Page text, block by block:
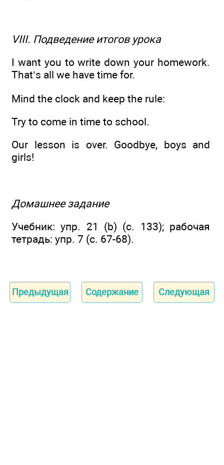
VIII. Подведение итогов урока
I want you to write down your homework.
That’s all we have time for.
Mind the clock and keep the rule:
Try to come in time to school.
Our lesson is over. Goodbye, boys and
girls!
Домашнее задание
Учебник: упр. 21 (b) (с. 133); рабочая
тетрадь: упр. 7 (с. 67-68).
Предыдущая Содержание Следующая